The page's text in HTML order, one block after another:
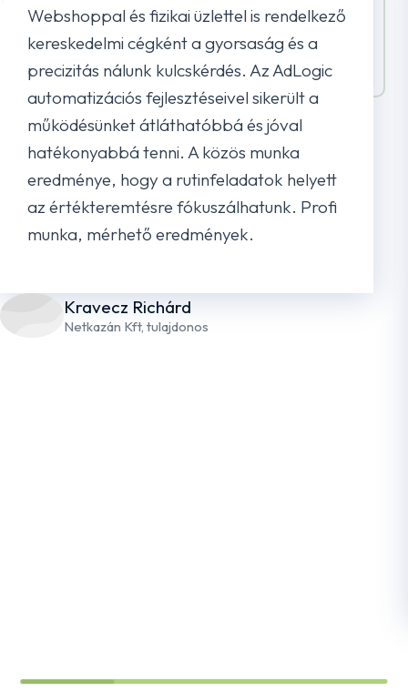
adat alapon
készlet- és
marketingdöntéseidet.
Megnézem az összes funkciót!
Webshoppal és fizikai üzlettel is rendelkező
kereskedelmi cégként a gyorsaság és a
precizitás nálunk kulcskérdés. Az AdLogic
automatizációs fejlesztéseivel sikerült a
működésünket átláthatóbbá és jóval
hatékonyabbá tenni. A közös munka
eredménye, hogy a rutinfeladatok helyett
az értékteremtésre fókuszálhatunk. Profi
munka, mérhető eredmények.
Kravecz Richárd
Netkazán Kft, tulajdonos